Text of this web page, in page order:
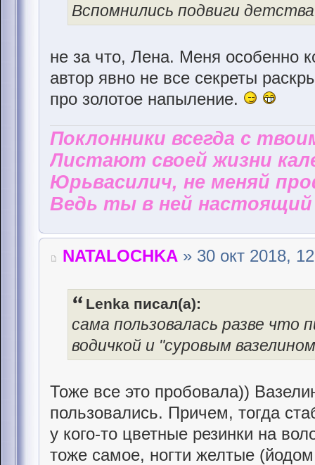
Вспомнились подвиги
не за что, Лена. Меня особенно
автор явно не все секреты
про золотое напыление.
Поклонники всегда с
Листают своей жизни
Юрьвасилич, не меняй
Ведь ты в ней настоящий
NATALOCHKA » 30 окт 2018,
Lenka писал(а):
сама пользовалась разве что
водичкой и "суровым
Тоже все это пробовала))
пользовались. Причем, тогда
у кого-то цветные резинки на
тоже самое, ногти желтые